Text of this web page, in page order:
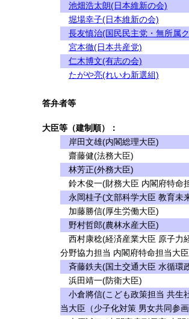
池畑浩太朗(日本維新の会)
堀場幸子(日本維新の会)
長友慎治(国民民主党・無所属
宮本徹(日本共産党)
仁木博文(有志の会)
たがや亮(れいわ新選組)
答弁者等
大臣等（建制順）：
岸田文雄(内閣総理大臣)
齋藤健(法務大臣)
林芳正(外務大臣)
鈴木俊一(財務大臣 内閣府特命
永岡桂子(文部科学大臣 教育未
加藤勝信(厚生労働大臣)
野村哲郎(農林水産大臣)
西村康稔(経済産業大臣 原子力
分野協力担当 内閣府特命担当大
斉藤鉄夫(国土交通大臣 水循環
浜田靖一(防衛大臣)
小倉將信(こども政策担当 共生
当大臣（少子化対策 男女共同参